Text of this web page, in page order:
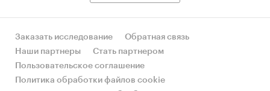
Заказать исследование
Обратная связь
Наши партнеры
Стать партнером
Пользовательское соглашение
Политика обработки файлов cookie